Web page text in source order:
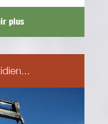
plus